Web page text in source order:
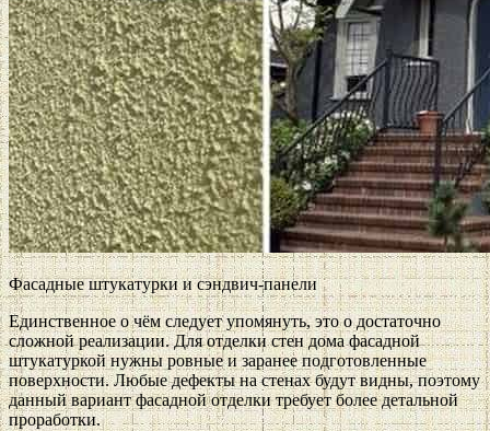
Фасадные штукатурки и сэндвич-панели
Единственное о чём следует упомянуть, это о достаточно
сложной реализации. Для отделки стен дома фасадной
штукатуркой нужны ровные и заранее подготовленные
поверхности. Любые дефекты на стенах будут видны, поэтому
данный вариант фасадной отделки требует более детальной
проработки.